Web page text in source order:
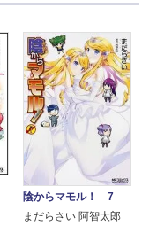
陰からマモル！ 7
まだらさい 阿智太郎